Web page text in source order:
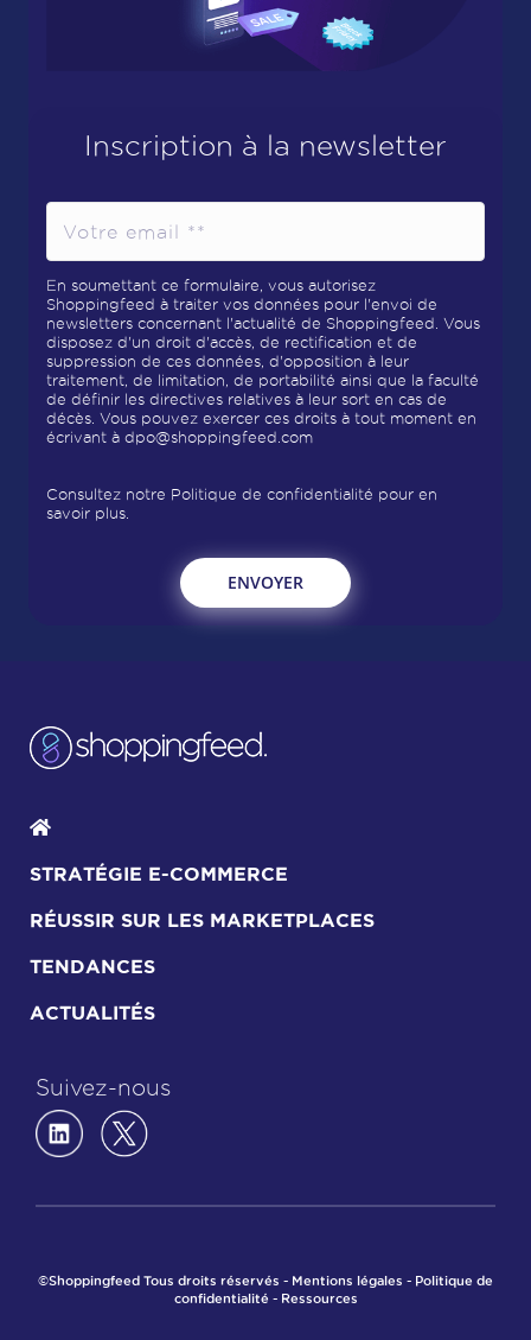
Inscription à la newsletter
En soumettant ce formulaire, vous autorisez
Shoppingfeed à traiter vos données pour l'envoi de
newsletters concernant l'actualité de Shoppingfeed. Vous
disposez d'un droit d'accès, de rectification et de
suppression de ces données, d'opposition à leur
traitement, de limitation, de portabilité ainsi que la faculté
de définir les directives relatives à leur sort en cas de
décès. Vous pouvez exercer ces droits à tout moment en
écrivant à dpo@shoppingfeed.com
Consultez notre Politique de confidentialité pour en
savoir plus.
STRATÉGIE E-COMMERCE
RÉUSSIR SUR LES MARKETPLACES
TENDANCES
ACTUALITÉS
Suivez-nous
©Shoppingfeed Tous droits réservés - Mentions légales - Politique de
confidentialité - Ressources